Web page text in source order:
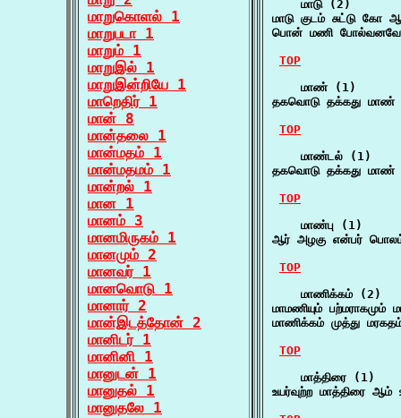
மாறுகொளல் 1
மாறுபடா 1
மாறும் 1
மாறுஇல் 1
மாறுஇன்றியே 1
மாறெதிர் 1
மான் 8
மான்தலை 1
மான்மதம் 1
மான்மதமம் 1
மான்றல் 1
மான 1
மானம் 3
மானமிருகம் 1
மானமும் 2
மானவர் 1
மானவொடு 1
மானார் 2
மான்இடத்தோன் 2
மானிடர் 1
மானினி 1
மானுடன் 1
மானுதல் 1
மானுதலே 1
    மாடு (2)
மாடு குடம் சுட்டு
பொன் மணி போல்வனவே
TOP
    மாண் (1)
தகவொடு தக்கது மாண்
TOP
    மாண்டல் (1)
தகவொடு தக்கது மாண்
TOP
    மாண்பு (1)
ஆர் அழகு என்பர்
TOP
    மாணிக்கம் (2)
மாமணியும்
மாணிக்கம் முத்து
TOP
    மாத்திரை (1)
உயர்வுற்ற மாத்திரை